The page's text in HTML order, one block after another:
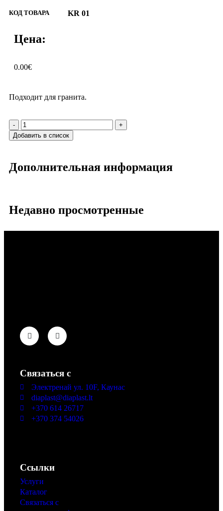
КОД ТОВАРА KR 01
Цена:
0.00€
Подходит для гранита.
-
+
Добавить в список
Дополнительная информация
Недавно просмотренные
Связаться с
Электренай ул. 10F, Каунас
diaplast@diaplast.lt
+370 614 26717
+370 374 54026
Ссылки
Услуги
Каталог
Связаться с